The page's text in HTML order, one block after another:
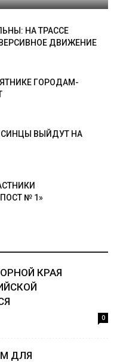
НА ТРАССЕ
ДВИЖЕНИЕ
ГОРОДАМ-
ВЫЙДУТ НА
№ 1»
КРАЯ
0
ДЛЯ